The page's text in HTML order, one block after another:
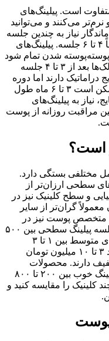
است. پیلینگ‌های
می‌کنند و می‌توانید
نیاز به چندین جلسه
دارید، معمولاً هر دو هفته یک بار، مجموعاً ۴ تا ۶ جلسه. پیلینگ‌های
شدن تمام شود
و نتایج کامل را ببینید. بهبود آثار جوش و لک‌ها بعد از ۳ تا ۴ جلسه
دارند اما دوره
بازیابی ۲ تا ۳ هفته است و نتایج نهایی ممکن است ۳ تا ۶ ماه طول
نیاز به پیلینگ‌های
مراقبت روزانه از پوست
است؟
مختلفی بستگی دارد.
سطحی ارزان‌تر از
و سطح کلینیک نیز در
گران‌تر از سایر
متخصص پوست نیز در
هزینه دخیل است. به طور تقریبی، یک جلسه پیلینگ سطحی بین ۵۰۰
هزار تا ۱.۵ میلیون تومان است. پیلینگ‌های متوسط بین ۱ تا ۳
میلیون تومان. پیلینگ‌های عمیق می‌توانند ۳ تا ۱۰ میلیون تومان
دارند. محصولات
خانگی بسیار ارزان‌تر هستند، یک کرم پیلینگ خوب بین ۲۰۰ تا ۸۰۰
کلینیک را مقایسه کنید و
پوست